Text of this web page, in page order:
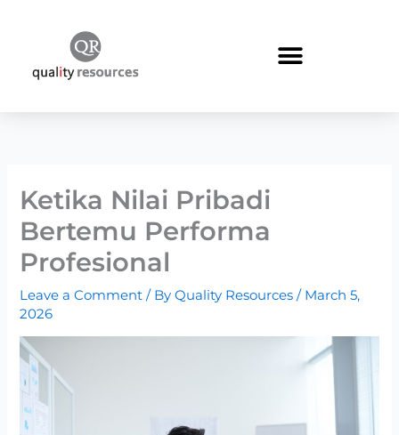
Ketika Nilai Pribadi
Bertemu Performa
Profesional
Leave a Comment / ByQuality Resources/ March 5,
2026